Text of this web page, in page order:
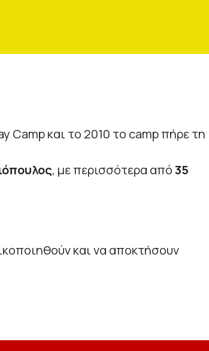
Camp και το 2010 το camp πήρε τη
, με περισσότερα από35
και να αποκτήσουν